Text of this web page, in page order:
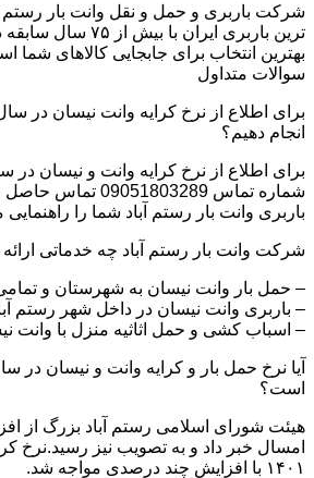
شرکت باربری و حمل و نقل وانت بار رستم
ترین باربری ایران با
بهترین انتخاب برای جابجایی کالاهای شما
سوالات متداول
انجام دهیم؟
شماره تماس
باربری وانت بار رستم آباد شما را راهنمایی
شرکت وانت بار رستم آباد چه خدماتی
– حمل بار وانت نیسان به شهرستان و
– باربری وانت نیسان در داخل شهر رستم
– اسباب کشی و حمل اثاثیه منزل با وانت
است؟
هیئت شورای اسلامی رستم آباد بزرگ از
امسال خبر داد و به تصویب نیز رسید.نرخ
۱۴۰۱ با افزایش چند درصدی مواجه شد.